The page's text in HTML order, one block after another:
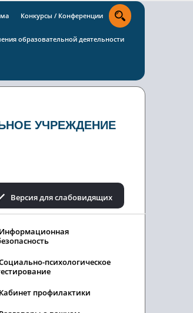
Конкурсы / Конференции
образовательной деятельности
УЧРЕЖДЕНИЕ
Версия для слабовидящих
Информационная
психологическое
Кабинет профилактики